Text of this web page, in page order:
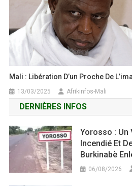
Mali : Libération D’un Proche De
13/03/2025 Afrikinfos-Mali
DERNIÈRES INFOS
Yorosso : Un
Incendié Et
Burkinabè
06/08/2026